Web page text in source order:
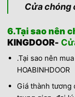
Cửa chóng
6.Tại sao nên
KINGDOOR-
.Tại sao nên mua
HOABINHDOOR
Giá thành